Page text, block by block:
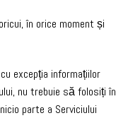
în orice moment și
excepția informațiilor
nu trebuie să folosiți în
parte a Serviciului